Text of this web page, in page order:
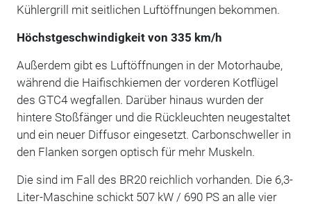
Kühlergrill mit seitlichen Luftöffnungen bekommen.
Höchstgeschwindigkeit von 335 km/h
Außerdem gibt es Luftöffnungen in der Motorhaube,
während die Haifischkiemen der vorderen Kotflügel
des GTC4 wegfallen. Darüber hinaus wurden der
hintere Stoßfänger und die Rückleuchten neugestaltet
und ein neuer Diffusor eingesetzt. Carbonschweller in
den Flanken sorgen optisch für mehr Muskeln.
Die sind im Fall des BR20 reichlich vorhanden. Die 6,3-
Liter-Maschine schickt 507 kW / 690 PS an alle vier